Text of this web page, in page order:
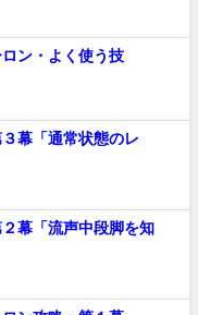
ン・よく使う技
幕「通常状態のレ
幕「流声中段脚を知